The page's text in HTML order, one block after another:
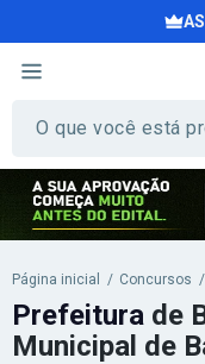
Página inicial / Concursos /
Prefeitura de
Municipal de